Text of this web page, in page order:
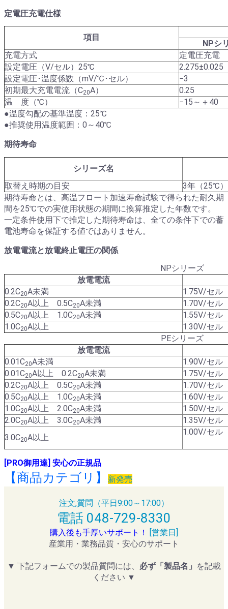
定電圧充電仕様
項目
NPシ
充電方式
定電圧充電
設定電圧（V/セル）25℃
2.275±0.025
設定電圧･温度係数（mV/℃･セル）
−3
初期最大充電電流（C20A）
0.25
温 度（℃）
−15～＋40
●温度勾配の基準温度：25℃
●推奨使用温度範囲：0～40℃
期待寿命
シリーズ名
取替え時期の目安
3年（25℃）
期待寿命とは、高温フロート加速寿命試験で得られた耐久期
間を25℃での実使用状態の期間に換算推定した年数です。
一定条件使用下で推定した期待寿命は、全ての条件下での蓄
電池寿命を保証する値ではありません。
放電電流と放電終止電圧の関係
NPシリーズ
放電電流
0.2C20A未満
1.75V/セル
0.2C20A以上 0.5C20A未満
1.70V/セル
0.5C20A以上 1.0C20A未満
1.55V/セル
1.0C20A以上
1.30V/セル
PEシリーズ
放電電流
0.01C20A未満
1.90V/セル
0.01C20A以上 0.2C20A未満
1.75V/セル
0.2C20A以上 0.5C20A未満
1.70V/セル
0.5C20A以上 1.0C20A未満
1.60V/セル
1.0C20A以上 2.0C20A未満
1.50V/セル
2.0C20A以上 3.0C20A未満
1.35V/セル
3.0C20A以上
1.00V/セル
[PRO御用達] 安心の正規品
【商品カテゴリ】 新発売
注文,質問（平日9:00～17:00）
電話 048-729-8330
購入後も手厚いサポート！
[営業日]
産業用・業務品質・安心のサポート
▼ 下記フォームでの製品質問には、 必ず「製品名」 を記載
ください ▼